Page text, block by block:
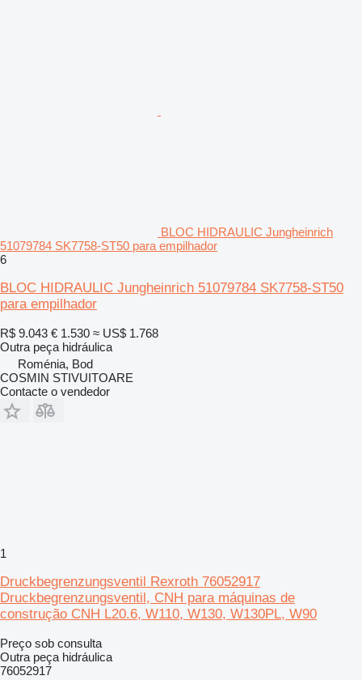
BLOC HIDRAULIC Jungheinrich
51079784 SK7758-ST50 para empilhador
6
BLOC HIDRAULIC Jungheinrich 51079784 SK7758-ST50
para empilhador
R$ 9.043 € 1.530 ≈ US$ 1.768
Outra peça hidráulica
Roménia, Bod
COSMIN STIVUITOARE
Contacte o vendedor
1
Druckbegrenzungsventil Rexroth 76052917
Druckbegrenzungsventil, CNH para máquinas de
construção CNH L20.6, W110, W130, W130PL, W90
Preço sob consulta
Outra peça hidráulica
76052917